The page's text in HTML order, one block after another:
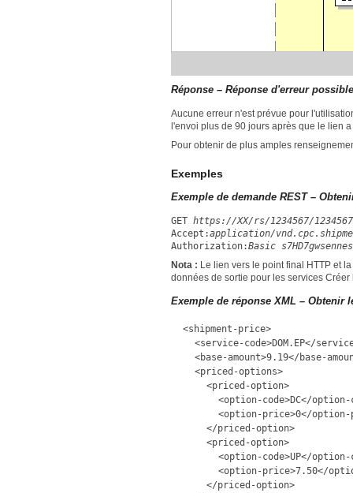
Réponse – Réponse d'erreur possible
Aucune erreur n'est prévue pour
l'envoi plus de 90 jours après que le lien
Pour obtenir de plus amples
Exemples
Exemple de demande REST –
GET https://XX/rs/1234567/
Accept:application/
Authorization:Basic
Nota : Le lien vers le point final HTTP et
données de sortie pour les services
Exemple de réponse XML – Obtenir
<shipment-price>
<service-code>DOM.EP</
<base-amount>9.19</base-
<priced-options>
<priced-option>
<option-code>DC</option-
<option-price>0</option-
</priced-option>
<priced-option>
<option-code>UP</option-
<option-price>7.50</
</priced-option>